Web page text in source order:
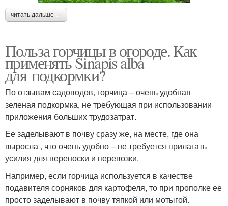
читать дальше →
Польза горчицы в огороде. Как
применять Sinapis alba
для подкормки?
По отзывам садоводов, горчица – очень удобная
зеленая подкормка, не требующая при использовании
приложения больших трудозатрат.
Ее заделывают в почву сразу же, на месте, где она
выросла , что очень удобно – не требуется прилагать
усилия для переноски и перевозки.
Например, если горчица используется в качестве
подавителя сорняков для картофеля, то при прополке ее
просто заделывают в почву тяпкой или мотыгой.